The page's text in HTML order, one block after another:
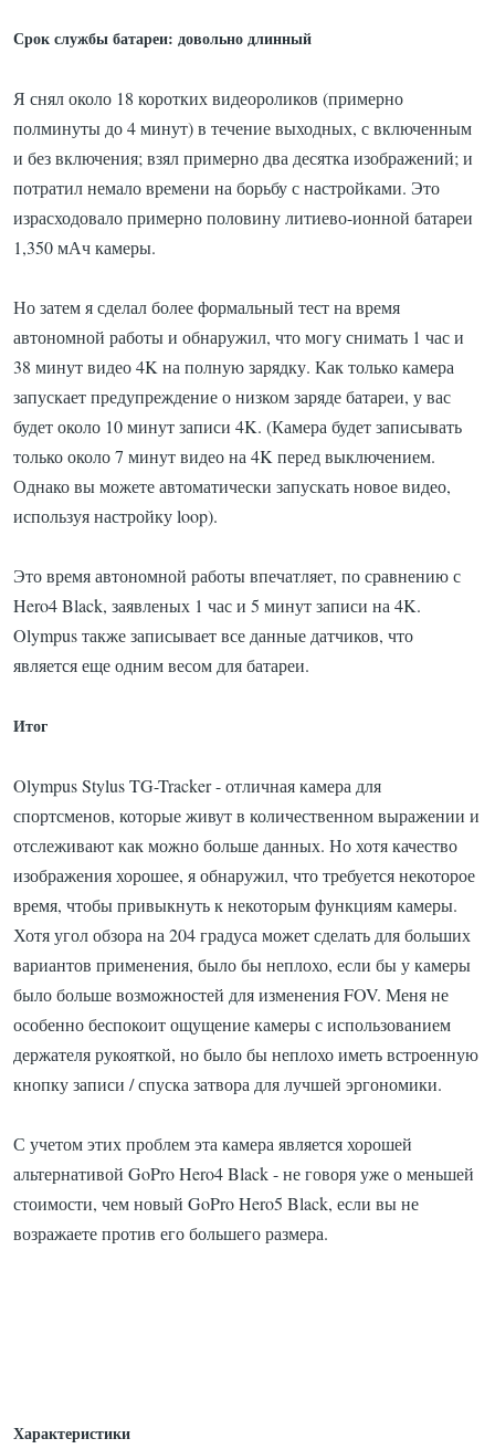
Срок службы батареи: довольно длинный
Я снял около 18 коротких видеороликов (примерно
полминуты до 4 минут) в течение выходных, с включенным
и без включения; взял примерно два десятка изображений; и
потратил немало времени на борьбу с настройками. Это
израсходовало примерно половину литиево-ионной батареи
1,350 мАч камеры.
Но затем я сделал более формальный тест на время
автономной работы и обнаружил, что могу снимать 1 час и
38 минут видео 4K на полную зарядку. Как только камера
запускает предупреждение о низком заряде батареи, у вас
будет около 10 минут записи 4K. (Камера будет записывать
только около 7 минут видео на 4K перед выключением.
Однако вы можете автоматически запускать новое видео,
используя настройку loop).
Это времяавтономной работывпечатляет, по сравнению с
Hero4 Black, заявленых 1 час и 5 минут записи на 4K.
Olympus также записывает все данные датчиков, что
является еще одним весом для батареи.
Итог
Olympus Stylus TG-Tracker - отличная камера для
спортсменов, которые живут в количественном выражении и
отслеживают как можно больше данных. Но хотя качество
изображения хорошее, я обнаружил, что требуется некоторое
время, чтобы привыкнуть к некоторым функциям камеры.
Хотя угол обзора на 204 градуса может сделать для больших
вариантов применения, было бы неплохо, если бы у камеры
было больше возможностей для изменения FOV. Меня не
особенно беспокоит ощущение камеры с использованием
держателя рукояткой, но было бы неплохо иметь встроенную
кнопку записи / спуска затвора для лучшей эргономики.
С учетом этих проблем эта камера является хорошей
альтернативой GoPro Hero4 Black - не говоря уже о меньшей
стоимости, чем новый GoPro Hero5 Black, если вы не
возражаете против его большего размера.
Характеристики